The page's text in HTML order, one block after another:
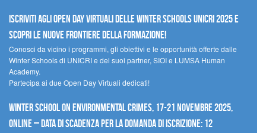
Iscriviti agli Open Day Virtuali delle Winter Schools UNICRI 2025 e
scopri le nuove frontiere della formazione!
Conosci da vicino i programmi, gli obiettivi e le opportunità offerte dalle
Winter Schools di UNICRI e dei suoi partner, SIOI e LUMSA Human
Academy.
Partecipa ai due Open Day Virtuali dedicati!
Winter School on Environmental Crimes, 17-21 novembre 2025,
Online – Data di scadenza per la domanda di iscrizione: 12